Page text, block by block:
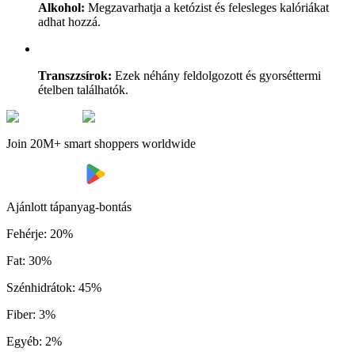
Alkohol: Megzavarhatja a ketózist és felesleges kalóriákat
adhat hozzá.
Transzzsírok: Ezek néhány feldolgozott és gyorséttermi
ételben találhatók.
Join 20M+ smart shoppers worldwide
Ajánlott tápanyag-bontás
Fehérje: 20%
Fat: 30%
Szénhidrátok: 45%
Fiber: 3%
Egyéb: 2%